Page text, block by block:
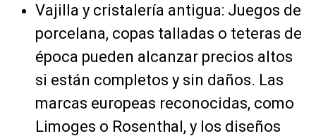
Vajilla y cristalería antigua: Juegos de
porcelana, copas talladas o teteras de
época pueden alcanzar precios altos
si están completos y sin daños. Las
marcas europeas reconocidas, como
Limoges o Rosenthal, y los diseños